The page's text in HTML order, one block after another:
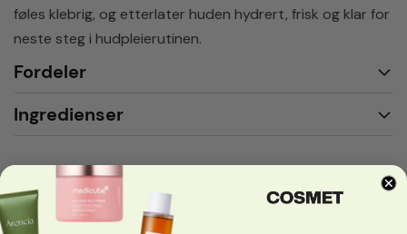
føles klebrig, og etterlater huden hydrert, frisk og klar for
neste steg i hudpleierutinen.
Fordeler
Ingredienser